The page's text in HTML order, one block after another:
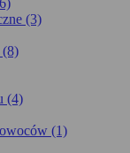
(3)
(8)
(4)
(1)